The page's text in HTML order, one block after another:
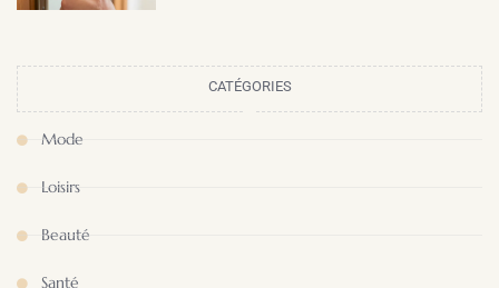
CATÉGORIES
Mode
Loisirs
Beauté
Santé